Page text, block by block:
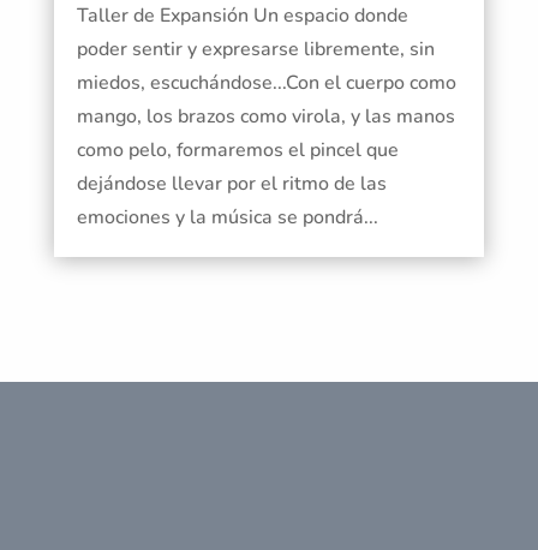
Taller de Expansión Un espacio donde
poder sentir y expresarse libremente, sin
miedos, escuchándose...Con el cuerpo como
mango, los brazos como virola, y las manos
como pelo, formaremos el pincel que
dejándose llevar por el ritmo de las
emociones y la música se pondrá...